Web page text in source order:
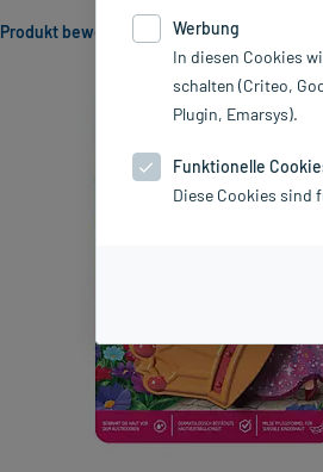
Produkt bewerten & PlusHerzen sichern
Werbung
In diesen Cookies
schalten (Criteo,
Plugin, Emarsys).
Funktionelle
Diese Cookies sind